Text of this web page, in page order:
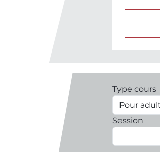
Type cours
Session